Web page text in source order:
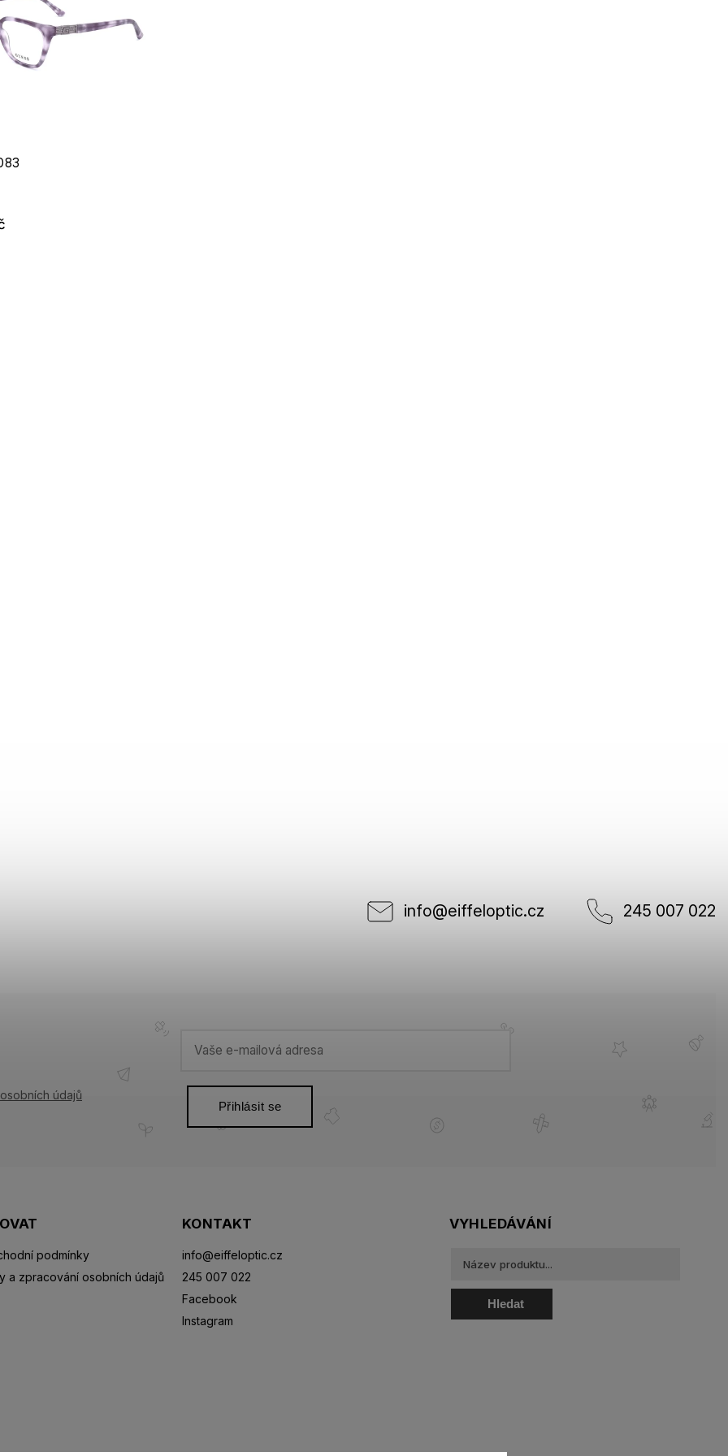
info@eiffeloptic.cz 245 007 022
podmínky
a zpracování osobních údajů
KONTAKT
info@eiffeloptic.cz
245 007 022
Facebook
Instagram
údajů
Přihlásit se
VYHLEDÁVÁNÍ
Hledat